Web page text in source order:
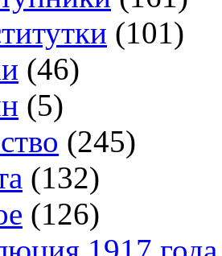
(101)
(46)
(5)
(245)
(132)
(126)